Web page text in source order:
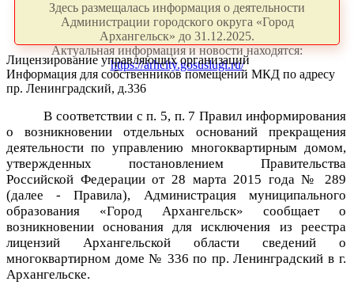
Здесь размещалась информация о деятельности
Администрации городского округа «Город
Архангельск» до 31.12.2025.
Актуальная информация и новости находятся:
https://arhcity.gosuslugi.ru/
Лицензирование управляющих организаций
Информация для собственников помещений МКД по адресу
пр. Ленинградский, д.336
В соответствии с п. 5, п. 7 Правил информирования
о возникновении отдельных оснований прекращения
деятельности по управлению многоквартирным домом,
утвержденных постановлением Правительства
Российской Федерации от 28 марта 2015 года № 289
(далее - Правила), Администрация муниципального
образования «Город Архангельск» сообщает о
возникновении основания для исключения из реестра
лицензий Архангельской области сведений о
многоквартирном доме № 336 по пр. Ленинградский в г.
Архангельске.